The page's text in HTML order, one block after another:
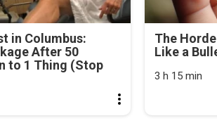
in Columbus:
After 50
to 1 Thing (Stop
The
Like a
3 h 15 min